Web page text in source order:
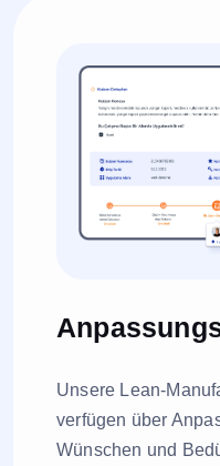
Unsere Lean-
verfügen über
Wünschen und